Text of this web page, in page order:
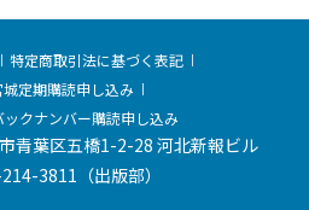
特定商取引法に基づく表記
定期購読申し込み
クナンバー購読申し込み
青葉区五橋1-2-28 河北新報ビル
3811（出版部）